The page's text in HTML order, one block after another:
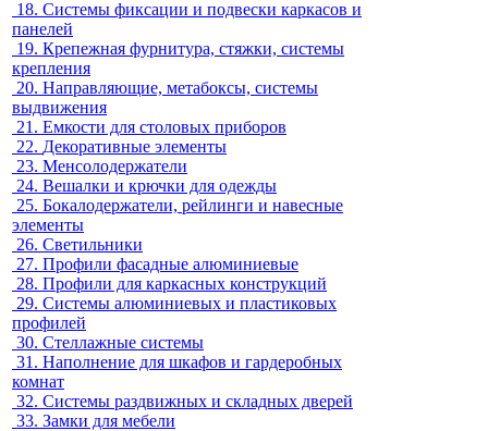
18. Системы фиксации и подвески каркасов и
панелей
19. Крепежная фурнитура, стяжки, системы
крепления
20. Направляющие, метабоксы, системы
выдвижения
21. Емкости для столовых приборов
22. Декоративные элементы
23. Менсолодержатели
24. Вешалки и крючки для одежды
25. Бокалодержатели, рейлинги и навесные
элементы
26. Светильники
27. Профили фасадные алюминиевые
28. Профили для каркасных конструкций
29. Системы алюминиевых и пластиковых
профилей
30. Стеллажные системы
31. Наполнение для шкафов и гардеробных
комнат
32. Системы раздвижных и складных дверей
33. Замки для мебели